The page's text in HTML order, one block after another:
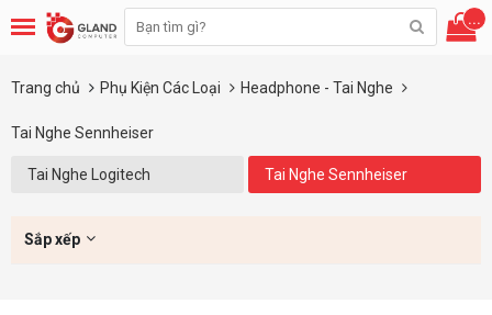
...
Trang chủ Phụ Kiện Các Loại Headphone - Tai Nghe
Tai Nghe Sennheiser
Tai Nghe Logitech Tai Nghe Sennheiser
Sắp xếp